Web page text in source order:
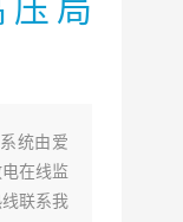
压局
统由爱
在线监
联系我